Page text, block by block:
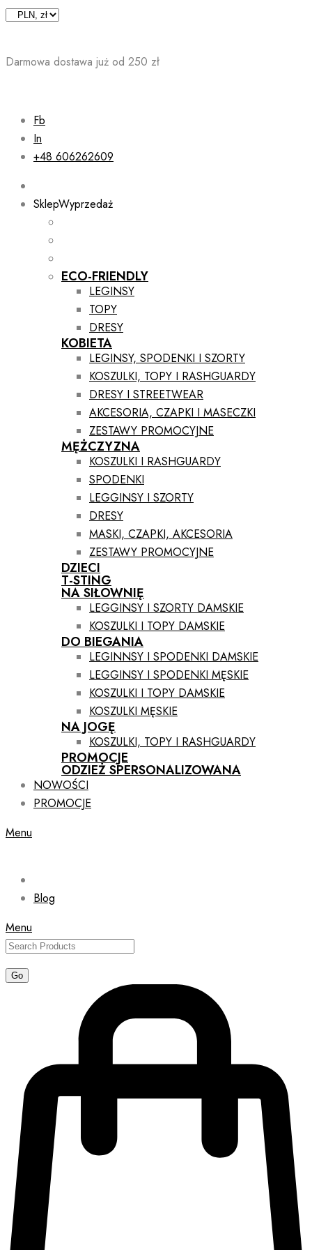
Skip
Darmowa dostawa już od 250 zł
Fb
In
+48 606262609
SklepWyprzedaż
ECO-FRIENDLY
LEGINSY
TOPY
DRESY
KOBIETA
LEGINSY, SPODENKI I SZORTY
KOSZULKI, TOPY I RASHGUARDY
DRESY I STREETWEAR
AKCESORIA, CZAPKI I MASECZKI
ZESTAWY PROMOCYJNE
MĘŻCZYZNA
KOSZULKI I RASHGUARDY
SPODENKI
LEGGINSY I SZORTY
DRESY
MASKI, CZAPKI, AKCESORIA
ZESTAWY PROMOCYJNE
DZIECI
T-STING
NA SIŁOWNIĘ
LEGGINSY I SZORTY DAMSKIE
KOSZULKI I TOPY DAMSKIE
DO BIEGANIA
LEGINNSY I SPODENKI DAMSKIE
LEGGINSY I SPODENKI MĘSKIE
KOSZULKI I TOPY DAMSKIE
KOSZULKI MĘSKIE
NA JOGĘ
KOSZULKI, TOPY I RASHGUARDY
PROMOCJE
ODZIEŻ SPERSONALIZOWANA
NOWOŚCI
PROMOCJE
Menu
Blog
Menu